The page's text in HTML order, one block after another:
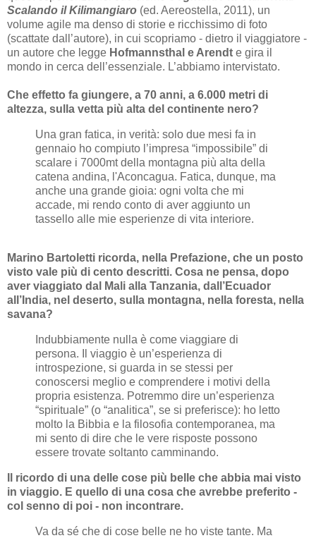
Scalando il Kilimangiaro (ed. Aereostella, 2011), un
volume agile ma denso di storie e ricchissimo di foto
(scattate dall’autore), in cui scopriamo - dietro il viaggiatore -
un autore che legge Hofmannsthal e Arendt e gira il
mondo in cerca dell’essenziale. L’abbiamo intervistato.
Che effetto fa giungere, a 70 anni, a 6.000 metri di
altezza, sulla vetta più alta del continente nero?
Una gran fatica, in verità: solo due mesi fa in
gennaio ho compiuto l’impresa “impossibile” di
scalare i 7000mt della montagna più alta della
catena andina, l'Aconcagua. Fatica, dunque, ma
anche una grande gioia: ogni volta che mi
accade, mi rendo conto di aver aggiunto un
tassello alle mie esperienze di vita interiore.
Marino Bartoletti ricorda, nella Prefazione, che un posto
visto vale più di cento descritti. Cosa ne pensa, dopo
aver viaggiato dal Mali alla Tanzania, dall’Ecuador
all’India, nel deserto, sulla montagna, nella foresta, nella
savana?
Indubbiamente nulla è come viaggiare di
persona. Il viaggio è un’esperienza di
introspezione, si guarda in se stessi per
conoscersi meglio e comprendere i motivi della
propria esistenza. Potremmo dire un’esperienza
“spirituale” (o “analitica”, se si preferisce): ho letto
molto la Bibbia e la filosofia contemporanea, ma
mi sento di dire che le vere risposte possono
essere trovate soltanto camminando.
Il ricordo di una delle cose più belle che abbia mai visto
in viaggio. E quello di una cosa che avrebbe preferito -
col senno di poi - non incontrare.
Va da sé che di cose belle ne ho viste tante. Ma